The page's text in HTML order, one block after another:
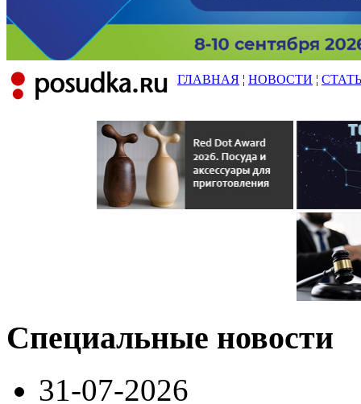
ГЛАВНАЯ ¦ НОВОСТИ ¦
Специальные новости
31-07-2026